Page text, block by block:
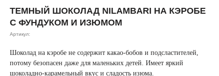
ТЕМНЫЙ ШОКОЛАД NILAMBARI НА КЭРОБЕ
С ФУНДУКОМ И ИЗЮМОМ
Артикул:
Шоколад на кэробе не содержит какао-бобов и подсластителей,
потому безопасен даже для маленьких детей. Имеет яркий
шоколадно-карамельный вкус и сладость изюма.